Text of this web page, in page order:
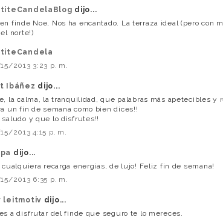
dijo...
finde Noe, Nos ha encantado. La terraza ideal (pero con
norte!)
2013 3:23 p. m.
Ibáñez dijo...
la calma, la tranquilidad, que palabras más apetecibles y
un fin de semana como bien dices!!
saludo y que lo disfrutes!!
2013 4:15 p. m.
dijo...
cualquiera recarga energías, de lujo! Feliz fin de semana!
2013 6:35 p. m.
leitmotiv dijo...
a disfrutar del finde que seguro te lo mereces.